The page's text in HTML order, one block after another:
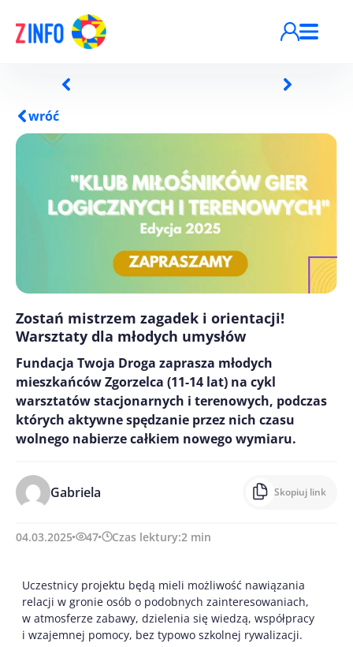
wróć
Zostań mistrzem zagadek i orientacji!
Warsztaty dla młodych umysłów
Fundacja Twoja Droga zaprasza młodych
mieszkańców Zgorzelca (11-14 lat) na cykl
warsztatów stacjonarnych i terenowych, podczas
których aktywne spędzanie przez nich czasu
wolnego nabierze całkiem nowego wymiaru.
Gabriela Skopiuj link
04.03.2025 47 Czas lektury:2 min
Uczestnicy projektu będą mieli możliwość nawiązania
relacji w gronie osób o podobnych zainteresowaniach,
w atmosferze zabawy, dzielenia się wiedzą, współpracy
i wzajemnej pomocy, bez typowo szkolnej rywalizacji.